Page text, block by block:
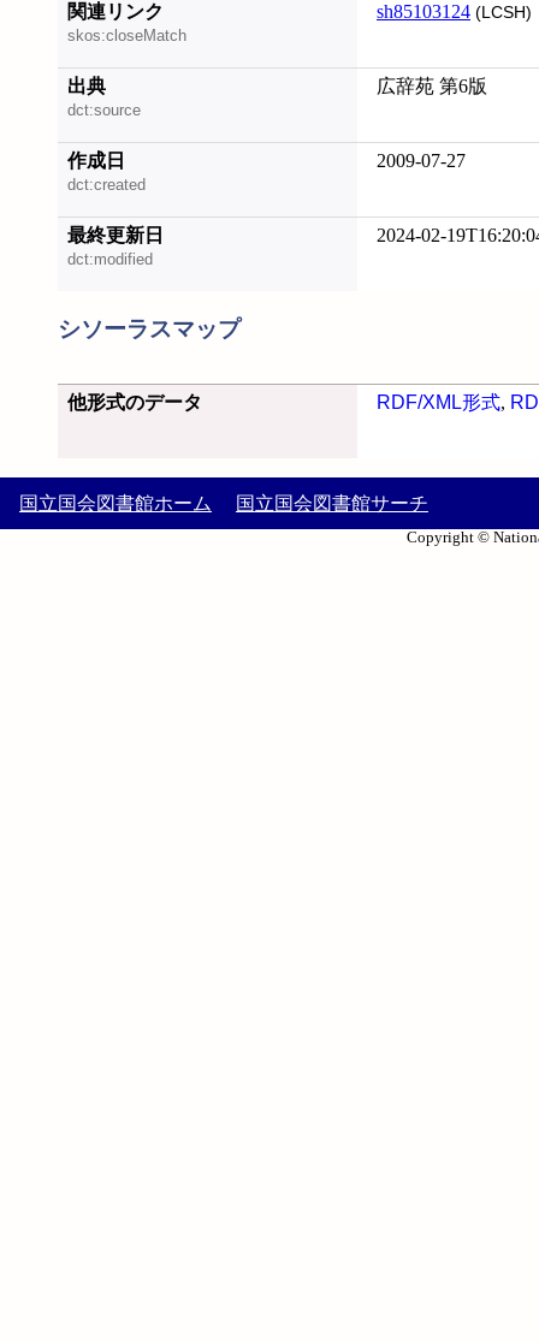
関連リンク
skos:closeMatch
sh85103124 (LCSH)
出典
dct:source
広辞苑 第6版
作成日
dct:created
2009-07-27
最終更新日
dct:modified
2024-02-
シソーラスマップ
他形式のデータ RDF/XML形式,
国立国会図書館ホーム 国立国会図書館サーチ
Copyright ©